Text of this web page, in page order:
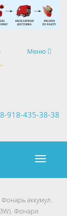
Навигация
Меню
8-918-435-38-38
×
Фонарь аккумул.
Фонари